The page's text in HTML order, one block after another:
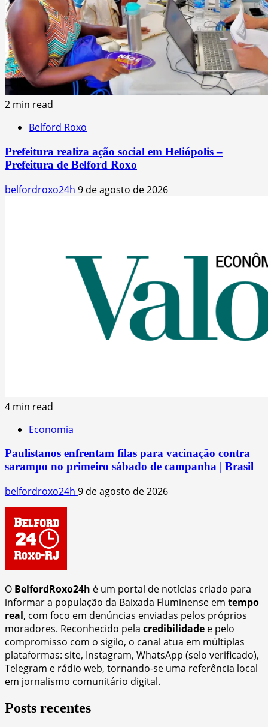
2 min read
Belford Roxo
Prefeitura realiza ação social em Heliópolis –
Prefeitura de Belford Roxo
belfordroxo24h 9 de agosto de 2026
4 min read
Economia
Paulistanos enfrentam filas para vacinação contra
sarampo no primeiro sábado de campanha | Brasil
belfordroxo24h 9 de agosto de 2026
O BelfordRoxo24h é um portal de notícias criado para
informar a população da Baixada Fluminense em tempo
real, com foco em denúncias enviadas pelos próprios
moradores. Reconhecido pela credibilidade e pelo
compromisso com o sigilo, o canal atua em múltiplas
plataformas: site, Instagram, WhatsApp (selo verificado),
Telegram e rádio web, tornando-se uma referência local
em jornalismo comunitário digital.
Posts recentes